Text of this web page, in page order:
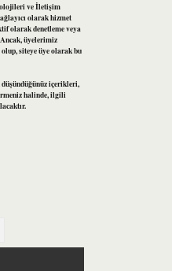
ve İletişim
olarak hizmet
olarak denetleme veya
üyelerimiz
siteye üye olarak bu
düşündüğünüz içerikleri,
halinde, ilgili